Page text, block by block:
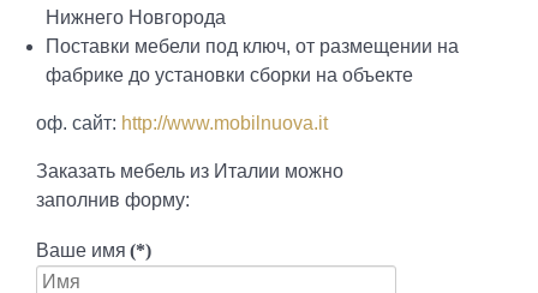
Нижнего Новгорода
Поставки мебели под ключ, от размещении на
фабрике до установки сборки на объекте
оф. сайт: http://www.mobilnuova.it
Заказать мебель из Италии можно
заполнив форму:
Ваше имя (*)